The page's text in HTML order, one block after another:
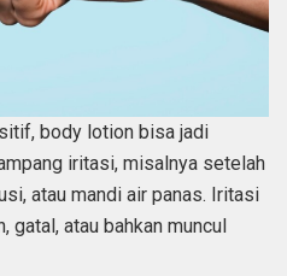
body lotion bisa jadi
iritasi, misalnya setelah
atau mandi air panas. Iritasi
gatal, atau bahkan muncul